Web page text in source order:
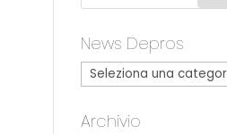
News Depros
Archivio